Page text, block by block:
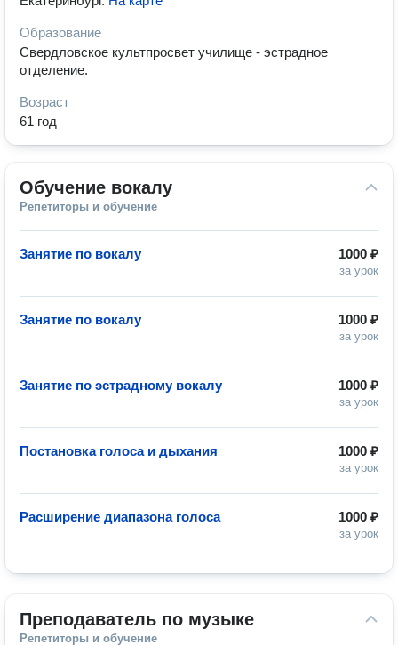
Образование
Свердловское культпросвет училище - эстрадное
отделение.
Возраст
61 год
Обучение вокалу
Репетиторы и обучение
1000 ₽
за урок
Занятие по вокалу
1000 ₽
за урок
Занятие по вокалу
1000 ₽
за урок
Занятие по эстрадному вокалу
1000 ₽
за урок
Постановка голоса и дыхания
1000 ₽
за урок
Расширение диапазона голоса
Преподаватель по музыке
Репетиторы и обучение